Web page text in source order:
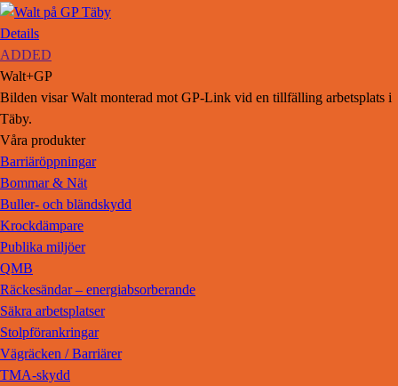
Details
ADDED
Walt+GP
Bilden visar Walt monterad mot GP-Link vid en tillfälling arbetsplats i
Täby.
Våra produkter
Barriäröppningar
Bommar & Nät
Buller- och bländskydd
Krockdämpare
Publika miljöer
QMB
Räckesändar – energiabsorberande
Säkra arbetsplatser
Stolpförankringar
Vägräcken / Barriärer
TMA-skydd